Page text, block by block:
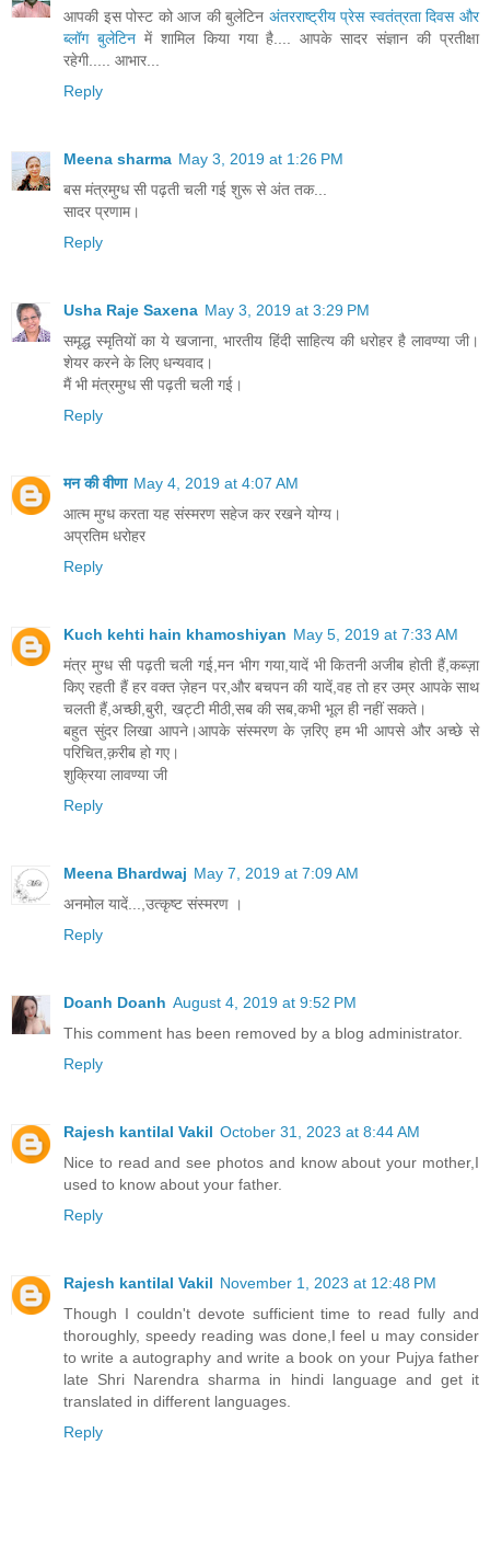
आपकी इस पोस्ट को आज की बुलेटिन अंतरराष्ट्रीय प्रेस स्वतंत्रता दिवस और
ब्लॉग बुलेटिनमें शामिल किया गया है.... आपके सादर संज्ञान की प्रतीक्षा
रहेगी..... आभार...
Reply
Meena sharma May 3, 2019 at 1:26 PM
बस मंत्रमुग्ध सी पढ़ती चली गई शुरू से अंत तक...
सादर प्रणाम।
Reply
Usha Raje Saxena May 3, 2019 at 3:29 PM
समृद्ध स्मृतियों का ये खजाना, भारतीय हिंदी साहित्य की धरोहर है लावण्या जी।
शेयर करने के लिए धन्यवाद।
मैं भी मंत्रमुग्ध सी पढ़ती चली गई।
Reply
मन की वीणा May 4, 2019 at 4:07 AM
आत्म मुग्ध करता यह संस्मरण सहेज कर रखने योग्य।
अप्रतिम धरोहर
Reply
Kuch kehti hain khamoshiyan May 5, 2019 at 7:33 AM
मंत्र मुग्ध सी पढ़ती चली गई,मन भीग गया,यादें भी कितनी अजीब होती हैं,कब्ज़ा
किए रहती हैं हर वक्त ज़ेहन पर,और बचपन की यादें,वह तो हर उम्र आपके साथ
चलती हैं,अच्छी,बुरी, खट्टी मीठी,सब की सब,कभी भूल ही नहीं सकते।
बहुत सुंदर लिखा आपने।आपके संस्मरण के ज़रिए हम भी आपसे और अच्छे से
परिचित,क़रीब हो गए।
शुक्रिया लावण्या जी
Reply
Meena Bhardwaj May 7, 2019 at 7:09 AM
अनमोल यादें...,उत्कृष्ट संस्मरण ।
Reply
Doanh Doanh August 4, 2019 at 9:52 PM
This comment has been removed by a blog administrator.
Reply
Rajesh kantilal Vakil October 31, 2023 at 8:44 AM
Nice to read and see photos and know about your mother,I
used to know about your father.
Reply
Rajesh kantilal Vakil November 1, 2023 at 12:48 PM
Though I couldn't devote sufficient time to read fully and
thoroughly, speedy reading was done,I feel u may consider
to write a autography and write a book on your Pujya father
late Shri Narendra sharma in hindi language and get it
translated in different languages.
Reply